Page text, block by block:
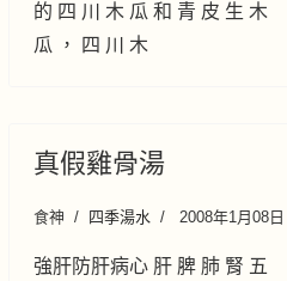
的 四 川 木 瓜 和 青 皮 生 木
瓜 ， 四 川 木
真假雞骨湯
食神 四季湯水 2008年1月08日
強肝防肝病心 肝 脾 肺 腎 五